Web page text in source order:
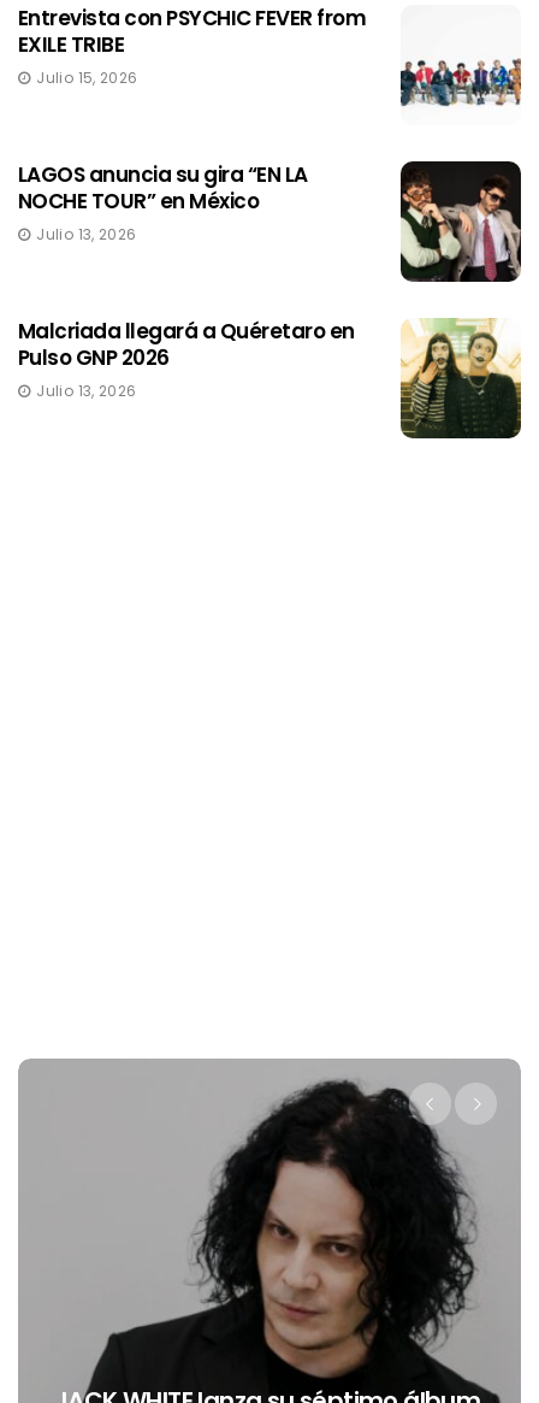
Entrevista con PSYCHIC FEVER from
EXILE TRIBE
Julio 15, 2026
LAGOS anuncia su gira “EN LA
NOCHE TOUR” en México
Julio 13, 2026
Malcriada llegará a Quéretaro en
Pulso GNP 2026
Julio 13, 2026
Levi’s® presenta a Belinda como